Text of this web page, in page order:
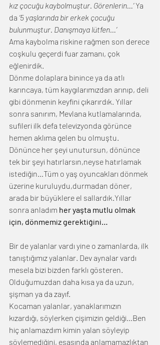
kız çocuğu kaybolmuştur. Görenlerin…’ Ya
da ‘5 yaşlarında bir erkek çocuğu
bulunmuştur. Danışmaya lütfen…’
Ama kaybolma riskine rağmen son derece
coşkulu geçerdi fuar zamanı, çok
eğlenirdik.
Dönme dolaplara binince ya da atlı
karıncaya, tüm kaygılarımızdan arınıp, deli
gibi dönmenin keyfini çıkarırdık. Yıllar
sonra sanırım, Mevlana kutlamalarında,
sufileri ilk defa televizyonda görünce
hemen aklıma gelen bu olmuştu.
Dönünce her şeyi unutursun, dönünce
tek bir şeyi hatırlarsın,neyse hatırlamak
istediğin…Tüm o yaş oyuncakları dönmek
üzerine kuruluydu,durmadan döner,
arada bir büyüklere el sallardık.Yıllar
sonra anladım her yaşta mutlu olmak
için, dönmemiz gerektiğini…
Bir de yalanlar vardı yine o zamanlarda, ilk
tanıştığımız yalanlar. Dev aynalar vardı
mesela bizi bizden farklı gösteren.
Olduğumuzdan daha kısa ya da uzun,
şişman ya da zayıf.
Kocaman yalanlar, yanaklarımızın
kızardığı, söylerken çişimizin geldiği…Ben
hiç anlamazdım kimin yalan söyleyip
söylemediğini, esasında anlamamazlıktan